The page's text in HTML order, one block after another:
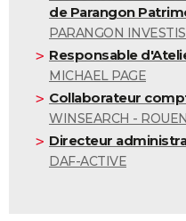
de Parangon
PARANGON
Responsable
MICHAEL PAGE
Collaborateur
WINSEARCH -
Directeur
DAF-ACTIVE